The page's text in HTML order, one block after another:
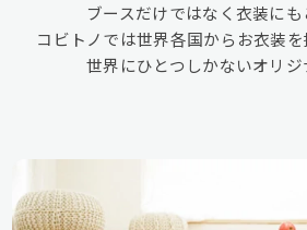
ブースだけではなく衣装にも
コビトノでは世界各国からお衣装を
世界にひとつしかないオリジ